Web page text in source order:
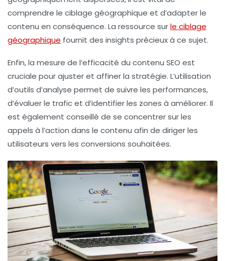
comprendre le ciblage géographique et d’adapter le
contenu en conséquence. La ressource surle ciblage
géographique fournit des insights précieux à ce sujet.
Enfin, la mesure de l’efficacité du contenu SEO est
cruciale pour ajuster et affiner la stratégie. L’utilisation
d’outils d’analyse permet de suivre les performances,
d’évaluer le trafic et d’identifier les zones à améliorer. Il
est également conseillé de se concentrer sur les
appels à l’action dans le contenu afin de diriger les
utilisateurs vers les conversions souhaitées.